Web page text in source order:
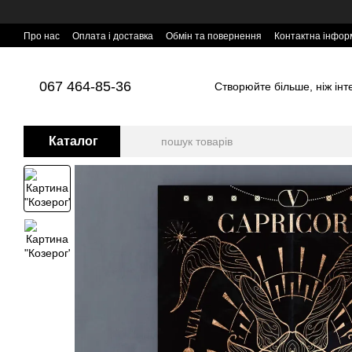
Про нас Оплата і доставка Обмін та повернення Контактна
067 464-85-36 Створюйте більше, ніж
Каталог